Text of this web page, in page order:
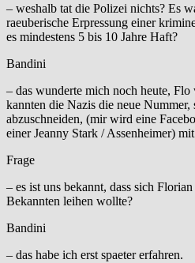
– weshalb tat die Polizei nichts? Es
raeuberische Erpressung einer
es mindestens 5 bis 10 Jahre Haft?
Bandini
– das wunderte mich noch heute,
kannten die Nazis die neue
abzuschneiden, (mir wird eine
einer Jeanny Stark / Assenheimer)
Frage
– es ist uns bekannt, dass sich
Bekannten leihen wollte?
Bandini
– das habe ich erst spaeter erfahren.